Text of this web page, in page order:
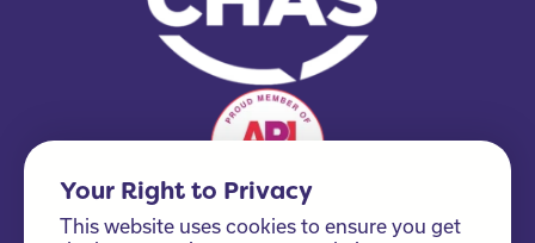
Your Right to Privacy
This website uses cookies to ensure you get